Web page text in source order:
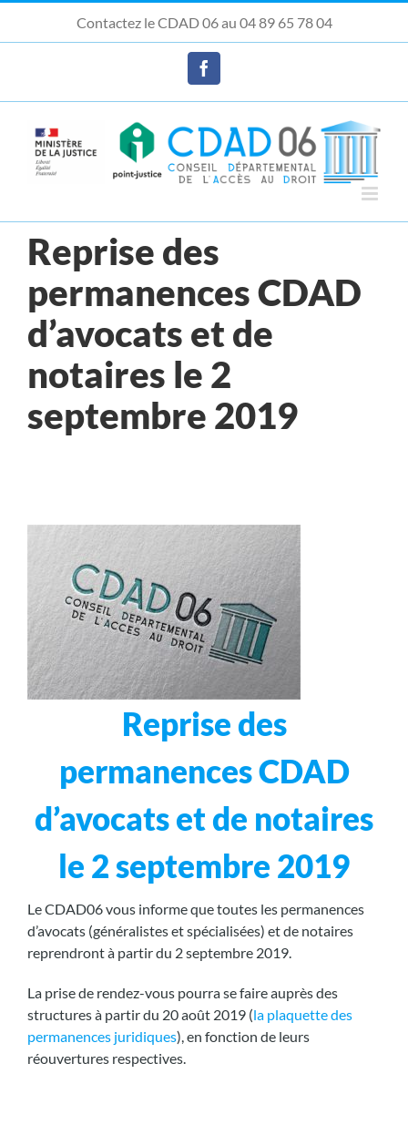
Ouvrir la barre d’outils
Contactez le CDAD 06 au 04 89 65 78 04
Facebook
Reprise des
permanences CDAD
d’avocats et de
notaires le 2
septembre 2019
Reprise des
permanences CDAD
d’avocats et de notaires
le 2 septembre 2019
Le CDAD06 vous informe que toutes les permanences
d’avocats (généralistes et spécialisées) et de notaires
reprendront à partir du 2 septembre 2019.
La prise de rendez-vous pourra se faire auprès des
structures à partir du 20 août 2019 (la plaquette des
permanences juridiques), en fonction de leurs
réouvertures respectives.